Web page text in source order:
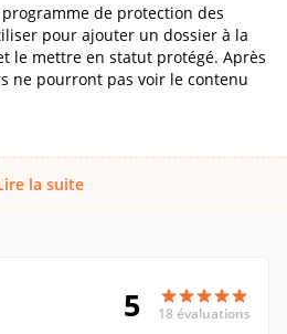
de protection des
pour ajouter un dossier à la
le mettre en statut protégé. Après
ne pourront pas voir le contenu
la suite
5 18 évaluations